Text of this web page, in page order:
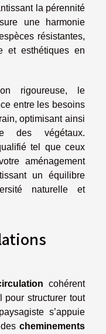
la pérennité
une harmonie
résistantes,
et esthétiques en
rigoureuse, le
entre les besoins
optimisant ainsi
des végétaux.
tel que ceux
aménagement
un équilibre
naturelle et
cohérent
pour structurer tout
s’appuie
cheminements